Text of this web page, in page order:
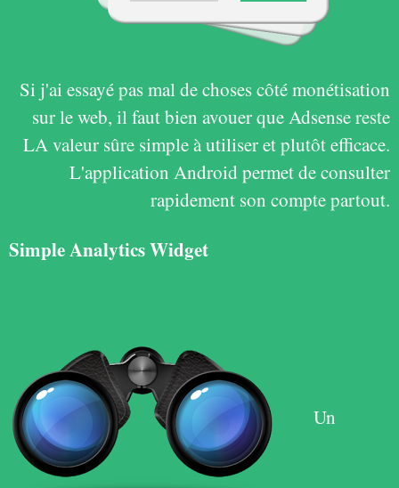
Si j'ai essayé pas mal de choses côté monétisation
sur le web, il faut bien avouer que Adsense reste
LA valeur sûre simple à utiliser et plutôt efficace.
L'application Android permet de consulter
rapidement son compte partout.
Simple Analytics Widget
Un